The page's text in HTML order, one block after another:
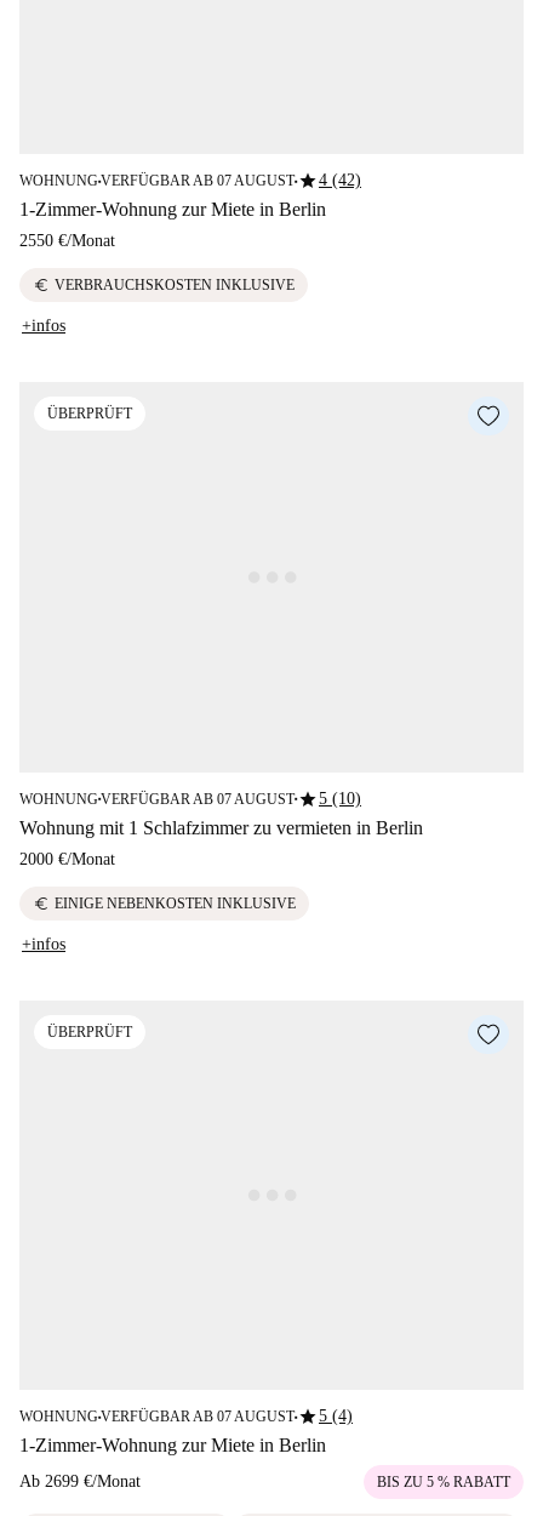
WOHNUNG■VERFÜGBAR AB 07 AUGUST■star4 (42)
1-Zimmer-Wohnung zur Miete in Berlin
2550 €/Monat
euro VERBRAUCHSKOSTEN INKLUSIVE
+infos
ÜBERPRÜFT
WOHNUNG■VERFÜGBAR AB 07 AUGUST■star5 (10)
Wohnung mit 1 Schlafzimmer zu vermieten in Berlin
2000 €/Monat
euro EINIGE NEBENKOSTEN INKLUSIVE
+infos
ÜBERPRÜFT
WOHNUNG■VERFÜGBAR AB 07 AUGUST■star5 (4)
1-Zimmer-Wohnung zur Miete in Berlin
Ab 2699 €/Monat BIS ZU 5 % RABATT